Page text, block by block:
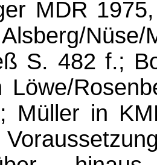
MDR
S. 482 f.;
Löwe/
Müller in